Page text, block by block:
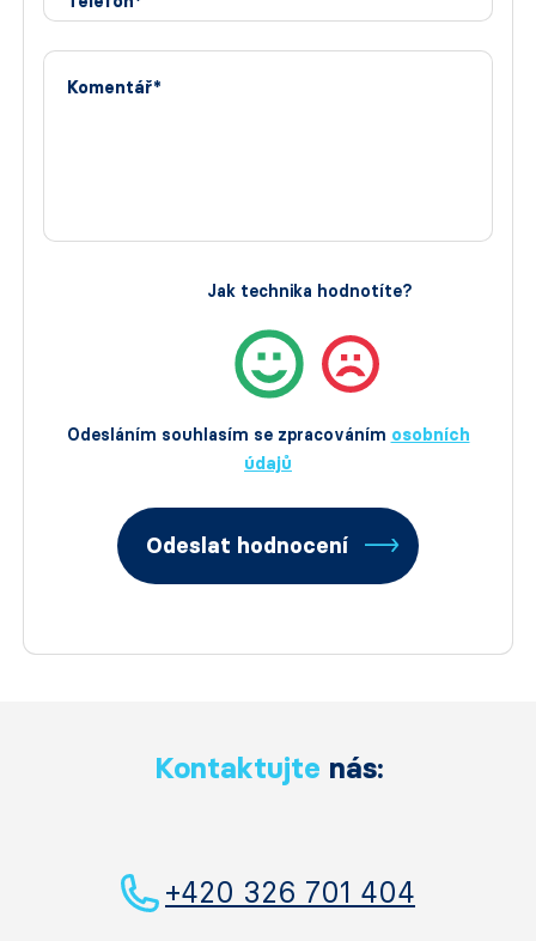
Komentář*
Odesláním souhlasím se zpracováním osobních
údajů
Jak technika hodnotíte?
Odeslat hodnocení
Kontaktujte nás:
+420 326 701 404